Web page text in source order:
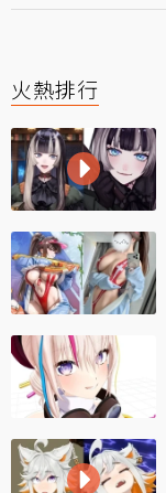
火熱排行